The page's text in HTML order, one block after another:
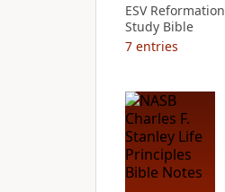
ESV Reformation
Study Bible
7 entries